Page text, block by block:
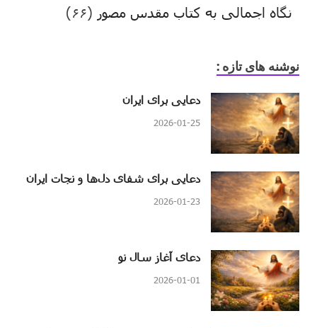
نگاه اجمالی به کتاب مقدس مصور (۶۶)
نوشنه های تازه :
دعایی برای ایران
2026-01-25
دعایی برای شفای دل‌ها و نجات ایران
2026-01-23
دعای آغاز سال نو
2026-01-01